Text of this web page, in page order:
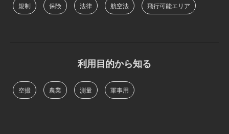
規制 保険 法律 航空法 飛行可能エリア
利用目的から知る
空撮 農業 測量 軍事用